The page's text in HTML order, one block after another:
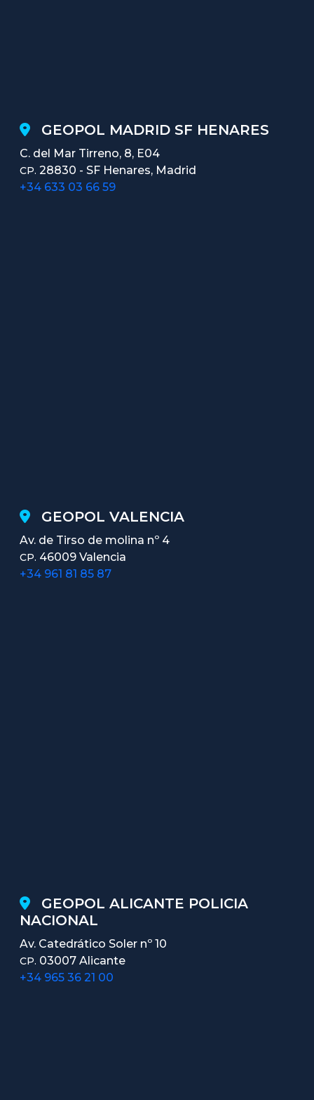
GEOPOL MADRID SF HENARES
C. del Mar Tirreno, 8, E04
CP. 28830 - SF Henares, Madrid
+34 633 03 66 59
GEOPOL VALENCIA
Av. de Tirso de molina nº 4
CP. 46009 Valencia
+34 961 81 85 87
GEOPOL ALICANTE POLICIA
NACIONAL
Av. Catedrático Soler nº 10
CP. 03007 Alicante
+34 965 36 21 00